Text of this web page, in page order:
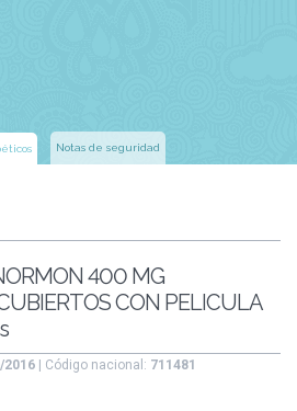
Notas de seguridad
400 MG
CON PELICULA
2016 | Código nacional: 711481